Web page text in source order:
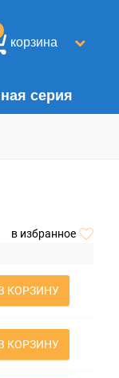
корзина
серия
в избранное
КОРЗИНУ
КОРЗИНУ